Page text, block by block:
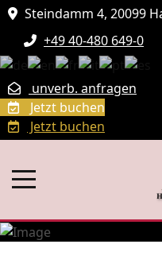
Steindamm 4, 20099
+49 40-480 649-0
unverb. anfragen
Jetzt buchen
Jetzt buchen